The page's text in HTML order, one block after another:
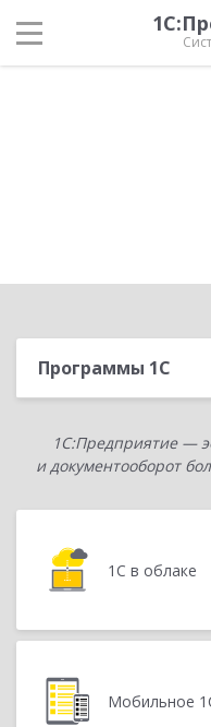
Программы 1С
1С:Предприятие —
и документооборот
1С в облаке
Мобильное